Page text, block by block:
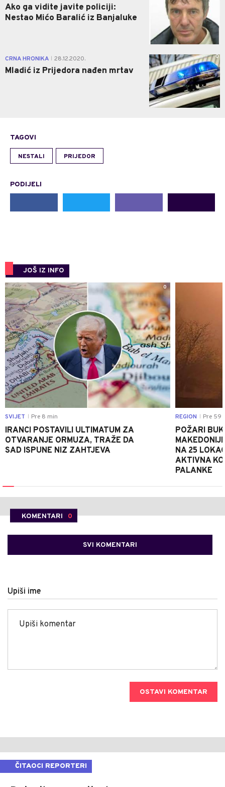
Ako ga vidite javite policiji:
Nestao Mićo Baralić iz Banjaluke
CRNA HRONIKA 28.12.2020.
Mladić iz Prijedora nađen mrtav
0
TAGOVI
NESTALI PRIJEDOR
PODIJELI
JOŠ IZ INFO
0
SVIJET Pre 8 min
IRANCI POSTAVILI ULTIMATUM ZA
OTVARANJE ORMUZA, TRAŽE DA
SAD ISPUNE NIZ ZAHTJEVA
REGION Pre 59
POŽARI
NA 25
AKTIVNA
PALANKE
KOMENTARI 0
SVI KOMENTARI
Upiši ime
OSTAVI KOMENTAR
ČITAOCI REPORTERI